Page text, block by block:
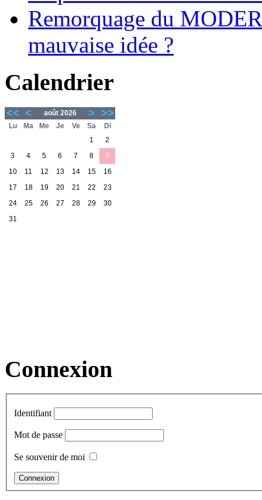
Remorquage du
mauvaise idée ?
Calendrier
<< < août 2026 > >>
Lu Ma Me Je Ve Sa
Di
1
2
3
4 5 6 7 8
9
10
11 12 13 14 15
16
17
18 19 20 21 22
23
24
25 26 27 28 29
30
31
Connexion
Identifiant
Mot de passe
Se souvenir de moi